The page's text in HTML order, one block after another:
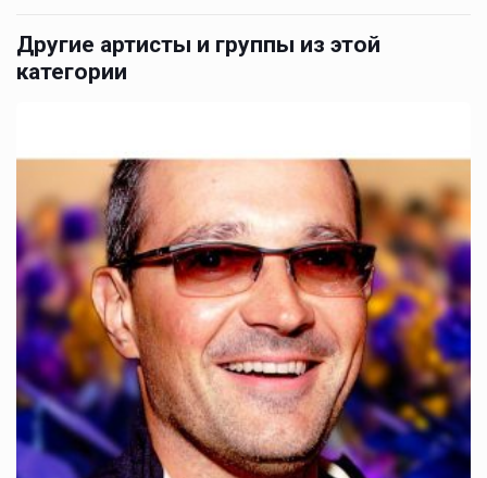
Другие артисты и группы из этой
категории